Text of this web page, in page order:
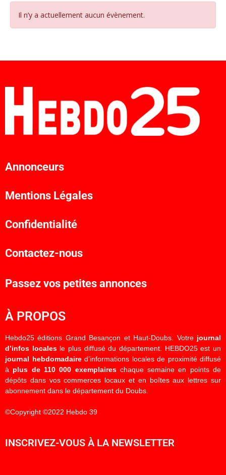
Il n’y a actuellement aucun évènement.
Annonceurs
Mentions Légales
Confidentialité
Contactez-nous
Passez vos petites annonces
À PROPOS
Hebdo25 éditions Grand Besançon et Haut-Doubs. Votre journal
d’infos localesle plus diffusé du département. HEBDO25 est un
journal hebdomadaired’informations locales de proximité diffusé
à plus de 110 000 exemplaireschaque semaine en points de
dépôts dans vos commerces locaux et en boîtes aux lettres sur
abonnement dans le département du Doubs.
©Copyright ©2022 Hebdo 39
INSCRIVEZ-VOUS À LA NEWSLETTER